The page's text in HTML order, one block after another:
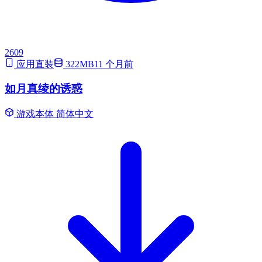
2609
应用直装
322MB11 个月前
如月真绫的诱惑
游戏本体 简体中文